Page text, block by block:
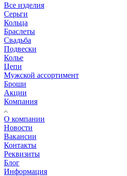
Все изделия
Серьги
Кольца
Браслеты
Свадьба
Подвески
Колье
Цепи
Мужской ассортимент
Броши
Акции
Компания
О компании
Новости
Вакансии
Контакты
Реквизиты
Блог
Информация